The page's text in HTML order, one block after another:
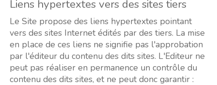
Liens hypertextes vers des sites tiers
Le Site propose des liens hypertextes pointant
vers des sites Internet édités par des tiers. La mise
en place de ces liens ne signifie pas l'approbation
par l'éditeur du contenu des dits sites. L'Editeur ne
peut pas réaliser en permanence un contrôle du
contenu des dits sites, et ne peut donc garantir :